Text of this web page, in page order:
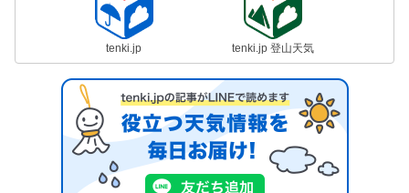
tenki.jp tenki.jp 登山天気